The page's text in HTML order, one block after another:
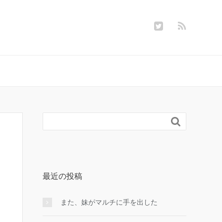

最近の投稿
また、妹がマルチに手を出した